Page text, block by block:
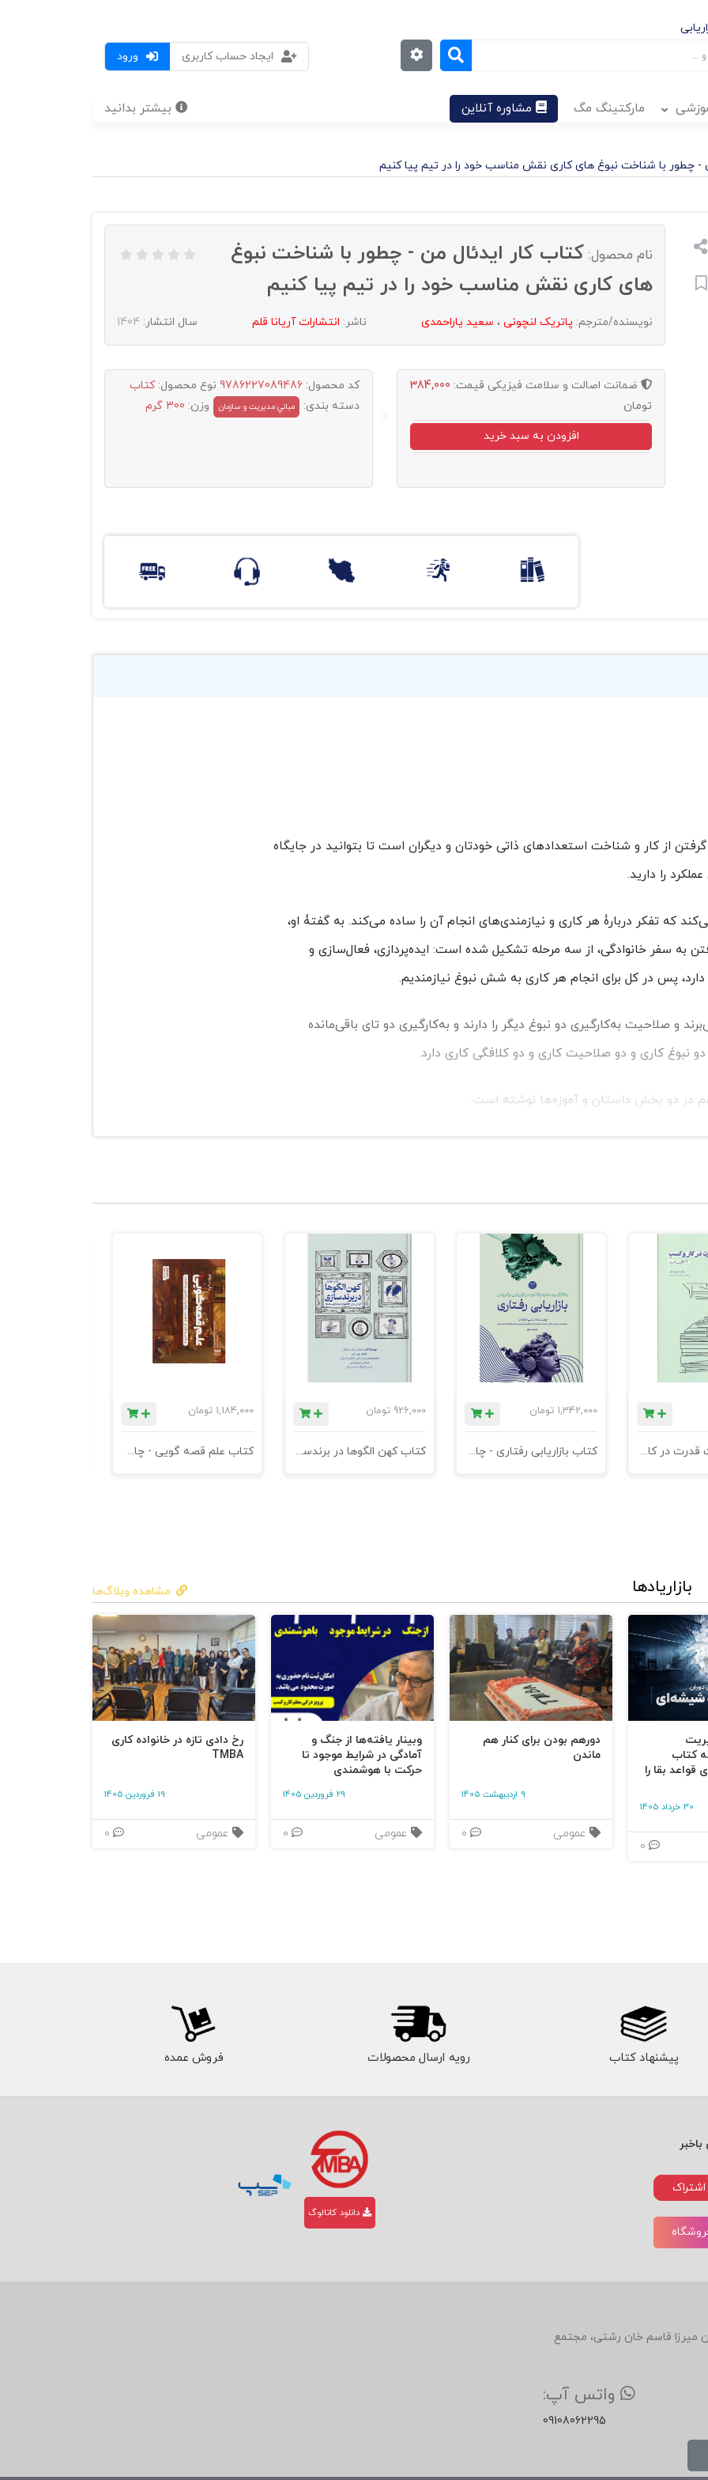
ورود
ایجاد حساب کاربری
مارکتینگ مگ مشاوره آنلاین بیشتر بدانید
- چطور با شناخت نبوغ های کاری نقش مناسب خود را در تیم پیا کنیم
نام محصول: کتاب کار ایدئال من - چطور با شناخت نبوغ
های کاری نقش مناسب خود را در تیم پیا کنیم
نویسنده/مترجم: پاتریک لنچونی ، سعید یاراحمدی ناشر: انتشارات آريانا قلم سال انتشار: 1404
ضمانت اصالت و سلامت فیزیکی قیمت: 384,000
تومان
افزودن به سبد خرید
کد محصول: 9786227089486 نوع محصول:کتاب
دسته بندی:
مباني مديريت و سازمان وزن: 300 گرم
از کار و شناخت استعدادهای ذاتی خودتان و دیگران است تا بتوانید در جایگاه
را دارید.
که تفکر دربارۀ هر کاری و نیازمندی‌های انجام آن را ساده می‌کند. به گفتۀ او،
به سفر خانوادگی، از سه مرحله تشکیل شده است: ایده‌پردازی، فعال‌سازی و
پس در کل برای انجام هر کاری به شش نبوغ نیازمندیم.
و صلاحیت به‌کارگیری دو نبوغ دیگر را دارند و به‌کارگیری دو تای باقی‌مانده
نبوغ کاری و دو صلاحیت کاری و دو کلافگی کاری دارد.
در دو بخش داستان و آموزه‌ها نوشته است.
کتاب مدیریت قدرت در کاروکسب
1,342,000 تومان
کتاب بازاریابی رفتاری - چاپ سوم
926,000 تومان
کتاب کهن الگوها در برندسازی - ابزاری برای خلاقها و استراتژیست ها
1,184,000 تومان
کتاب علم قصه گویی - چاپ سوم
مشاهده وبلاگ‌ها بازاریادها
کتاب
بقا را
30 خرداد 1405
دورهم بودن برای کنار هم
ماندن
9 اردیبهشت 1405
عمومی
وبینار یافته‌ها از جنگ و
آمادگی در شرایط موجود تا
حرکت با هوشمندی
29 فروردین 1405
عمومی
رخ دادی تازه در خانواده کاری
TMBA
19 فروردین 1405
عمومی
پیشنهاد کتاب رویه ارسال محصولات فروش عمده
اشتراک
دانلود کاتالوگ
روبروی رستوران میرزا قاسم خان رشتی، مجتمع
واتس آپ:
09108062295